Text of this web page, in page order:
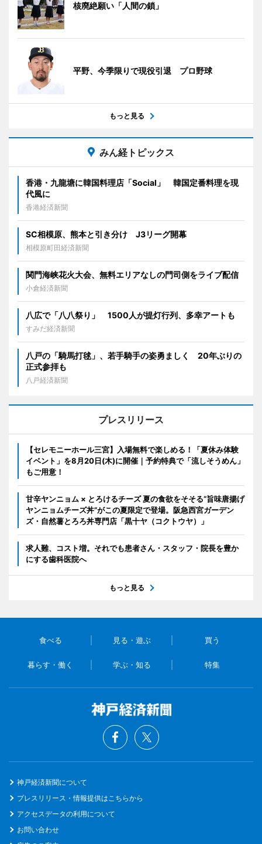
核廃絶願い「人間の鎖」
平野、今季限りで現役引退 プロ野球
もっと見る
みん経トピックス
香港・九龍塘に韓国料理店「Social」 韓国定番料理を現
代風に
香港経済新聞
SC相模原、熊本と引き分け J3リーグ開幕
相模原町田経済新聞
関門海峡花火大会、無料エリアなしの門司側をライブ配信
小倉経済新聞
八広で「八八祭り」 1500人が提灯行列、多幸アートも
すみだ経済新聞
八戸の「騎馬打毬」、若手騎手の姿勇ましく 20年ぶりの
正式参拝も
八戸経済新聞
プレスリリース
【セレモニーホール三宮】入場無料で楽しめる！「夏休み体験
イベント」を8月20日(木)に開催｜予約特典で「流しそうめん」
もご用意！
甘辛ヤンニョム × とろけるチーズ 夏の食欲をそそる“旨味唐揚げ
ヤンニョムチーズ丼”がこの夏限定で登場。阪急西宮ガーデン
ズ・自然薯とろろ丼専門店「黒十ヤ（コクトウヤ）」
求人難、コスト増。それでも患者さん・スタッフ・院長を豊か
にする歯科医院へ
もっと見る
食べる 見る・遊ぶ 買う
暮らす・働く 学ぶ・知る 特集
神戸経済新聞について
プレスリリース・情報提供はこちらから
アクセスデータの利用について
お問い合わせ